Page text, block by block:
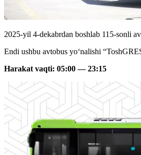
2025-yil 4-dekabrdan boshlab 115-sonli
Endi ushbu avtobus yoʻnalishi
Harakat vaqti: 05:00 — 23:15